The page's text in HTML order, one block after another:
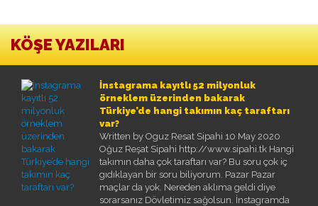
KÖŞE YAZILARI
İnstagrama kayıtlı 52 milyonluk
örneklem üzerinden bakarak
Türkiye’de hangi takımın kaç taraftarı
var?
Written by Oguz Resat Sipahi 10 May 2020
Oğuz Reşat Sipahi http://www.sipahi.tk Hangi
takımın daha çok taraftarı var? Bu soru çok iç
gıdıklayan bir soru biliyorum. Pazar Pazar
maçlar da yok. Nereden aklıma geldi diye
sorarsanız Dövletimiz sağolsun. İnstagramda